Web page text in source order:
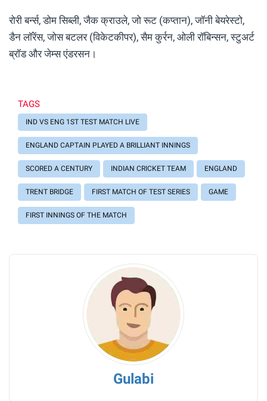
रोरी बर्न्स, डोम सिब्ली, जैक क्राउले, जो रूट (कप्तान), जॉनी बेयरेस्टो,
डैन लॉरेंस, जोस बटलर (विकेटकीपर), सैम कुर्रन, ओली रॉबिन्सन, स्टुअर्ट
ब्रॉड और जेम्स एंडरसन।
TAGS
IND VS ENG 1ST TEST MATCH LIVE
ENGLAND CAPTAIN PLAYED A BRILLIANT INNINGS
SCORED A CENTURY INDIAN CRICKET TEAM ENGLAND
TRENT BRIDGE FIRST MATCH OF TEST SERIES GAME
FIRST INNINGS OF THE MATCH
Gulabi